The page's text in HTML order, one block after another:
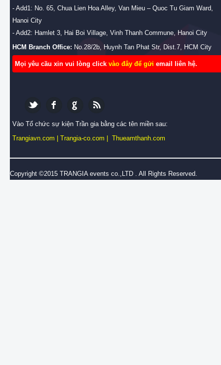
- Add1: No. 65, Chua Lien Hoa Alley, Van Mieu – Quoc Tu Giam Ward,
Hanoi City
- Add2: Hamlet 3, Hai Boi Village, Vinh Thanh Commune, Hanoi City
HCM Branch Office: No.28/2b, Huynh Tan Phat Str, Dist.7, HCM City
Mọi yêu cầu xin vui lòng click vào đây để gửi email liên hệ.
Vào Tổ chức sự kiện Trần gia bằng các tên miền sau:
Trangiavn.com | Trangia-co.com | Thueamthanh.com
Copyright ©2015 TRANGIA events co.,LTD . All Rights Reserved.